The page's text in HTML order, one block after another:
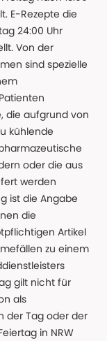
E-Rezepte die
24:00 Uhr
Von der
sind spezielle
die aufgrund von
kühlende
oder die aus
werden
ist die Angabe
die
Artikel
zu einem
gilt nicht für
als
der Tag oder der
in NRW